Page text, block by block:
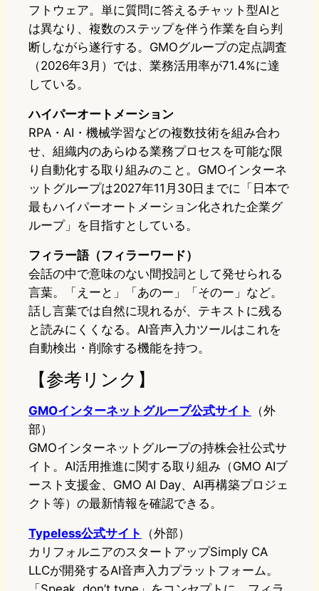
フトウェア。単に質問に答えるチャット型AIと
は異なり、複数のステップを伴う作業を自ら判
断しながら遂行する。GMOグループの定点調査
（2026年3月）では、業務活用率が71.4%に達
している。
ハイパーオートメーション
RPA・AI・機械学習などの複数技術を組み合わ
せ、組織内のあらゆる業務プロセスを可能な限
り自動化する取り組みのこと。GMOインターネ
ットグループは2027年11月30日までに「日本で
最もハイパーオートメーション化された企業グ
ループ」を目指すとしている。
フィラー語（フィラーワード）
会話の中で意味のない間投詞として発せられる
言葉。「えーと」「あのー」「そのー」など。
話し言葉では自然に現れるが、テキストに残る
と読みにくくなる。AI音声入力ツールはこれを
自動検出・削除する機能を持つ。
【参考リンク】
GMOインターネットグループ公式サイト
（外
部）
GMOインターネットグループの持株会社公式サ
イト。AI活用推進に関する取り組み（GMO AIブ
ースト支援金、GMO AI Day、AI再構築プロジェ
クト等）の最新情報を確認できる。
Typeless公式サイト
（外部）
カリフォルニアのスタートアップSimply CA
LLCが開発するAI音声入力プラットフォーム。